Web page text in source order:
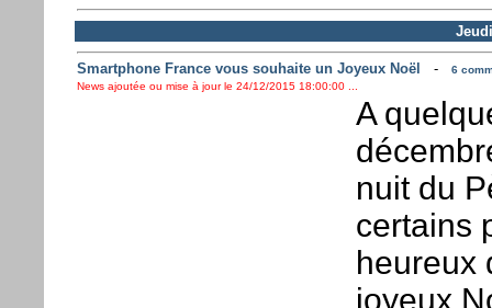
Smartphone France vous souhaite un Joyeux Noël -
6
News ajoutée ou mise à jour le 24/12/2015 18:00:00 ...
A
nuit du
certains
heureux
joyeux